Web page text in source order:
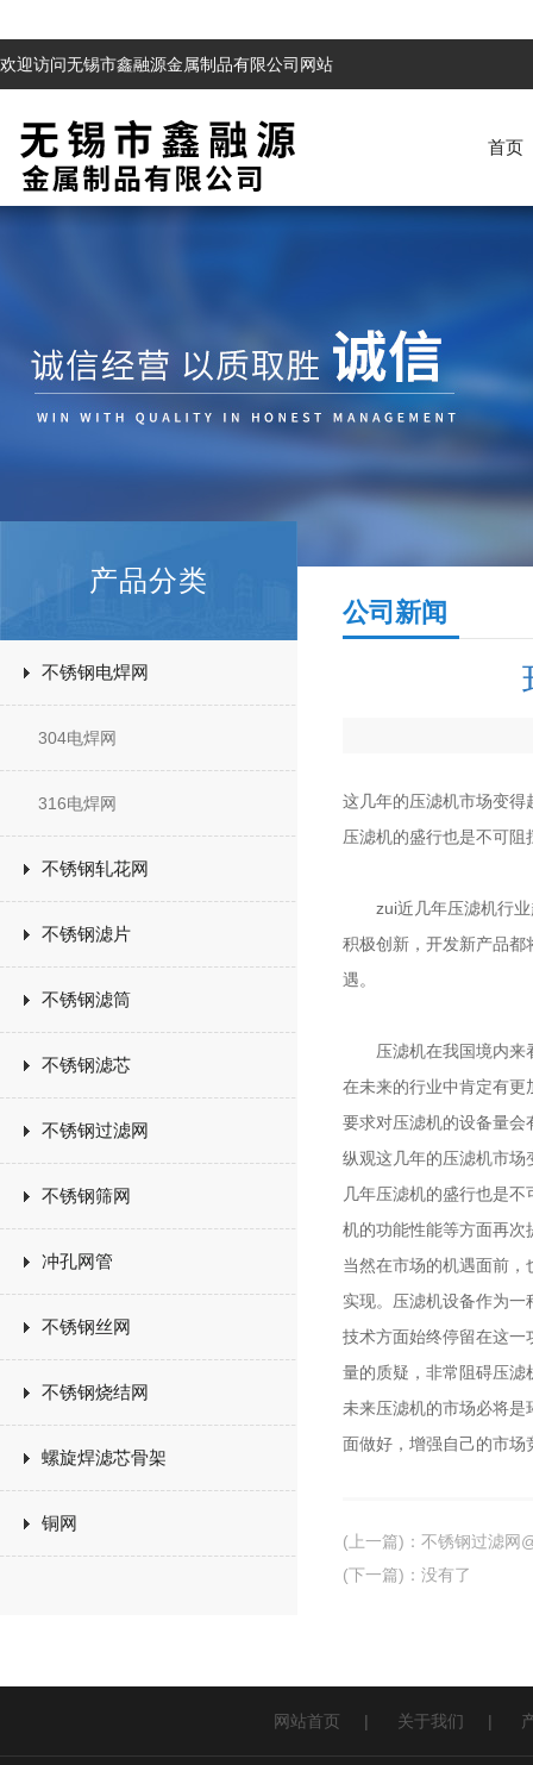
欢迎访问无锡市鑫融源金属制品有限公司网站
首页
产品分类
不锈钢电焊网
304电焊网
316电焊网
不锈钢轧花网
不锈钢滤片
不锈钢滤筒
不锈钢滤芯
不锈钢过滤网
不锈钢筛网
冲孔网管
不锈钢丝网
不锈钢烧结网
螺旋焊滤芯骨架
铜网
公司新闻
这几年的压滤机市场变
压滤机的盛行也是不可阻
zui近几年压滤机行业
积极创新，开发新产品
遇。
压滤机在我国境内来看
在未来的行业中肯定有
要求对压滤机的设备量会
纵观这几年的压滤机市
几年压滤机的盛行也是
机的功能性能等方面再
当然在市场的机遇面前
实现。压滤机设备作为
技术方面始终停留在这
量的质疑，非常阻碍压滤
未来压滤机的市场必将
面做好，增强自己的市场
(上一篇) ： 不锈钢过滤网
(下一篇) ：没有了
网站首页 | 关于我们 |